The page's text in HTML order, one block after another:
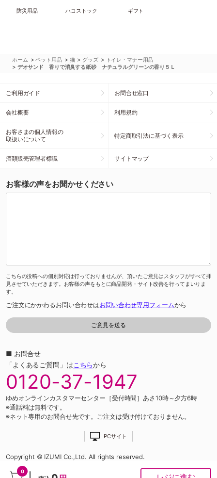
0
防災用品 ハコストック ギフト
ホーム >ペット用品 > 猫 > グッズ > トイレ・マナー用品
> デオサンド 香りで消臭する紙砂 ナチュラルグリーンの香り５Ｌ
ご利用ガイド お問合せ窓口
会社概要 利用規約
お客さまの個人情報の
取扱いについて
特定商取引法に基づく表示
酒類販売管理者標識 サイトマップ
お客様の声をお聞かせください
こちらの投稿への個別対応は行っておりませんが、頂いたご意見はスタッフがすべて拝
見させていただきます。お客様の声をもとに商品開発・サイト改善を行ってまいりま
す。
ご注文にかかわるお問い合わせはお問い合わせ専用フォームから
■ お問合せ
「よくあるご質問」はこちらから
0120-37-1947
ゆめオンラインカスタマーセンター［受付時間］あさ10時～夕方6時
※通話料は無料です。
※ネット専用のお問合せ先です。ご注文は受け付けておりません。
PCサイト
Copyright © IZUMI Co.,Ltd. All rights reserved.